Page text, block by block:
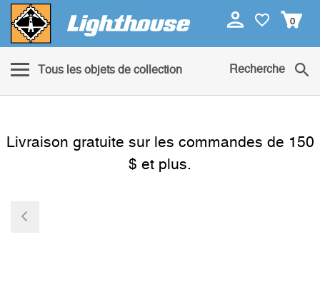
0
Tous les objets de collection Recherche
Livraison gratuite sur les commandes de 150
$ et plus.